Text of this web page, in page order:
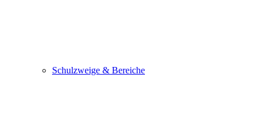
Schulzweige & Bereiche